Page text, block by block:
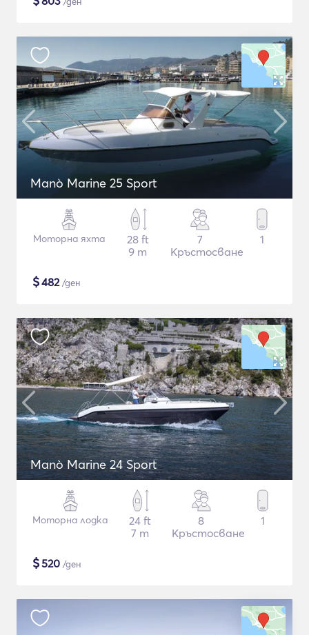
Manò Marine 25 Sport
Моторна яхта
28 ft
9 m
7
Кръстосване
1
$482/ден
Manò Marine 24 Sport
Моторна лодка
24 ft
7 m
8
Кръстосване
1
$520 /ден